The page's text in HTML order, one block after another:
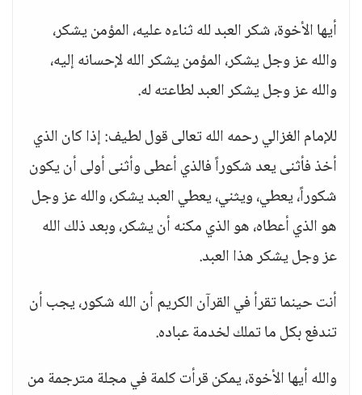
أيها الأخوة، شكر العبد لله ثناءه عليه، المؤمن يشكر،
والله عز وجل يشكر، المؤمن يشكر الله لإحسانه إليه،
والله عز وجل يشكر العبد لطاعته له.
للإمام الغزالي رحمه الله تعالى قول لطيف: إذا كان الذي
أخذ فأثنى يعد شكوراً فالذي أعطى وأثنى أولى أن يكون
شكوراً، يعطي، ويثني، يعطي العبد يشكر، والله عز وجل
هو الذي أعطاه، هو الذي مكنه أن يشكر، وبعد ذلك الله
عز وجل يشكر هذا العبد.
أنت حينما تقرأ في القرآن الكريم أن الله شكور، يجب أن
تندفع بكل ما تملك لخدمة عباده.
والله أيها الأخوة، يمكن قرأت كلمة في مجلة مترجمة من